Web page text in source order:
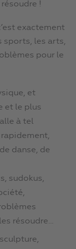
!
exactement
sports, les arts,
pour le
et
et le plus
à tel
danse, de
sudokus,
résoudre…